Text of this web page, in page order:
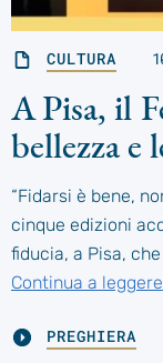
CULTURA
A Pisa, il
bellezza e
“Fidarsi è bene,
cinque edizioni
fiducia, a Pisa, che
Continua a leggere
PREGHIERA